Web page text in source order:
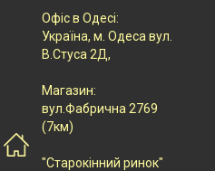
Офіс в Одесі:
Українa, м. Одеса вул.
В.Стуса 2Д,
Магазин:
вул.Фабрична 2769
(7км)
"Старокінний ринок"